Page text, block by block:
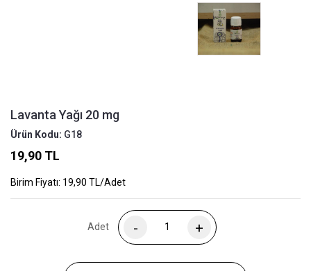
Lavanta Yağı 20 mg
Ürün Kodu: G18
19,90 TL
Birim Fiyatı: 19,90 TL/Adet
Adet